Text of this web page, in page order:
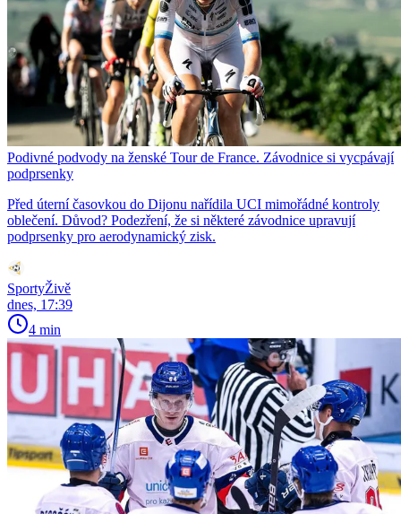
Podivné podvody na ženské Tour de France. Závodnice si vycpávají
podprsenky
Před úterní časovkou do Dijonu nařídila UCI mimořádné kontroly
oblečení. Důvod? Podezření, že si některé závodnice upravují
podprsenky pro aerodynamický zisk.
SportyŽivě
dnes, 17:39
4 min